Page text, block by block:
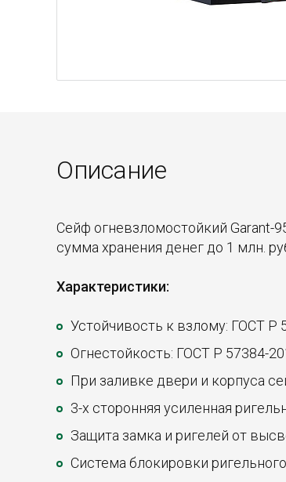
Описание
Сейф огневзломостойкий Garant-
сумма хранения денег до 1 млн.
Характеристики:
Устойчивость к взлому: ГОСТ Р
Огнестойкость: ГОСТ Р 57384-
При заливке двери и корпуса
3-х сторонняя усиленная
Защита замка и ригелей от
Система блокировки